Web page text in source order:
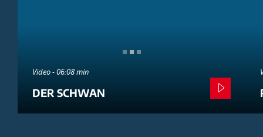
Video - 06:08 min
DER SCHWAN